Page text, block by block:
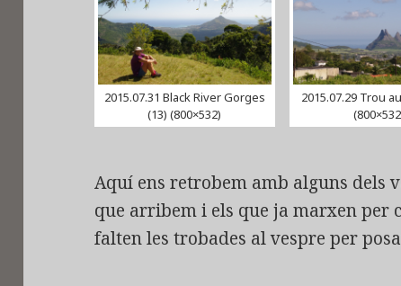
2015.07.31 Black River Gorges
(13) (800×532)
2015.07.29 Trou
Aquí ens retrobem amb alguns dels
que arribem i els que ja marxen per
falten les trobades al vespre per